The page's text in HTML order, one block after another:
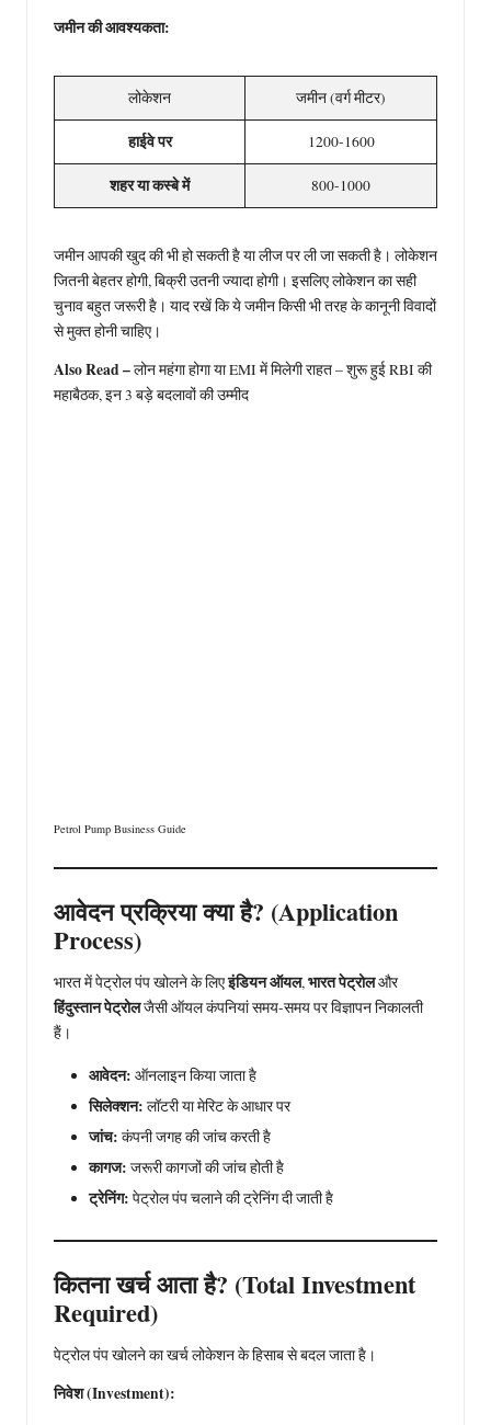
जमीन की आवश्यकता:
लोकेशन जमीन (वर्ग मीटर)
हाईवे पर 1200-1600
शहर या कस्बे में 800-1000
जमीन आपकी खुद की भी हो सकती है या लीज पर ली जा सकती है। लोकेशन
जितनी बेहतर होगी, बिक्री उतनी ज्यादा होगी। इसलिए लोकेशन का सही
चुनाव बहुत जरूरी है। याद रखें कि ये जमीन किसी भी तरह के कानूनी विवादों
से मुक्त होनी चाहिए।
Also Read –लोन महंगा होगा या EMI में मिलेगी राहत – शुरू हुई RBI की
महाबैठक, इन 3 बड़े बदलावों की उम्मीद
Petrol Pump Business Guide
आवेदन प्रक्रिया क्या है? (Application
Process)
भारत में पेट्रोल पंप खोलने के लिएइंडियन ऑयल,भारत पेट्रोलऔर
हिंदुस्तान पेट्रोलजैसी ऑयल कंपनियां समय-समय पर विज्ञापन निकालती
हैं।
आवेदन: ऑनलाइन किया जाता है
सिलेक्शन: लॉटरी या मेरिट के आधार पर
जांच: कंपनी जगह की जांच करती है
कागज: जरूरी कागजों की जांच होती है
ट्रेनिंग: पेट्रोल पंप चलाने की ट्रेनिंग दी जाती है
कितना खर्च आता है? (Total Investment
Required)
पेट्रोल पंप खोलने का खर्च लोकेशन के हिसाब से बदल जाता है।
निवेश (Investment):